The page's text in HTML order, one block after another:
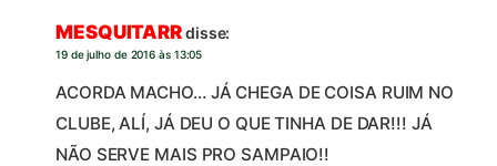
MESQUITARRdisse:
19 de julho de 2016 às 13:05
ACORDA MACHO… JÁ CHEGA DE COISA RUIM NO
CLUBE, ALÍ, JÁ DEU O QUE TINHA DE DAR!!! JÁ
NÃO SERVE MAIS PRO SAMPAIO!!